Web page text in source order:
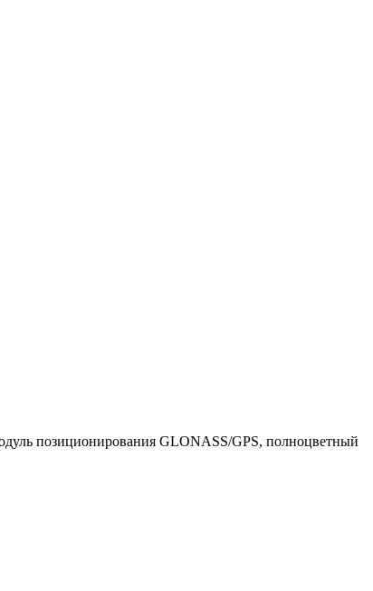
позиционирования GLONASS/GPS, полноцветный